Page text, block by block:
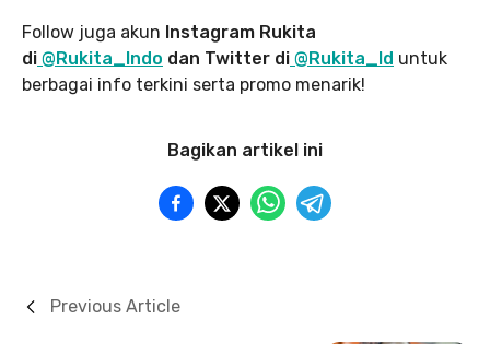
Follow juga akun Instagram Rukita
di @Rukita_Indo dan Twitter di @Rukita_Id untuk
berbagai info terkini serta promo menarik!
Bagikan artikel ini
Previous Article